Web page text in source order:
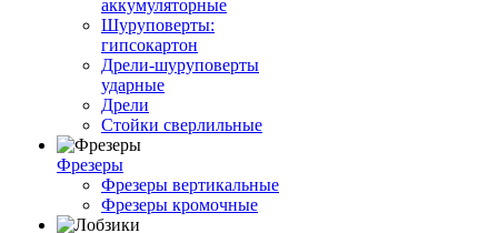
аккумуляторные
Шуруповерты:
гипсокартон
Дрели-шуруповерты
ударные
Дрели
Стойки сверлильные
Фрезеры
Фрезеры вертикальные
Фрезеры кромочные